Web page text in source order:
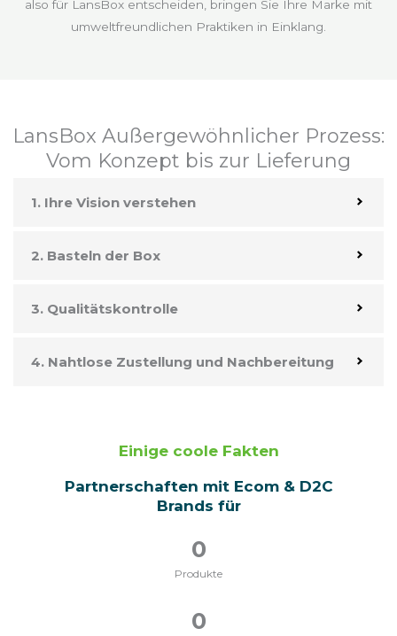
also für LansBox entscheiden, bringen Sie Ihre Marke mit
umweltfreundlichen Praktiken in Einklang.
LansBox Außergewöhnlicher Prozess:
Vom Konzept bis zur Lieferung
1. Ihre Vision verstehen
2. Basteln der Box
3. Qualitätskontrolle
4. Nahtlose Zustellung und Nachbereitung
Einige coole Fakten
Partnerschaften mit Ecom & D2C
Brands für
Produkte
0
0